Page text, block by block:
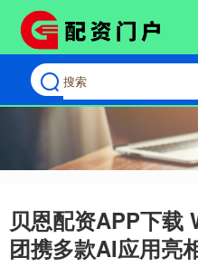
贝恩配资APP下载
团携多款AI应用亮